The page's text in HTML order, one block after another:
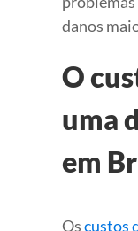
danos
O
uma
em
Oscustos